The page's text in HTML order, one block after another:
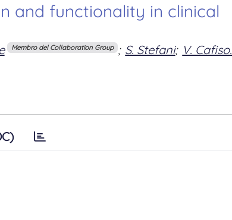
and functionality in clinical
Membro del Collaboration Group ; S. Stefani; V. Cafiso.